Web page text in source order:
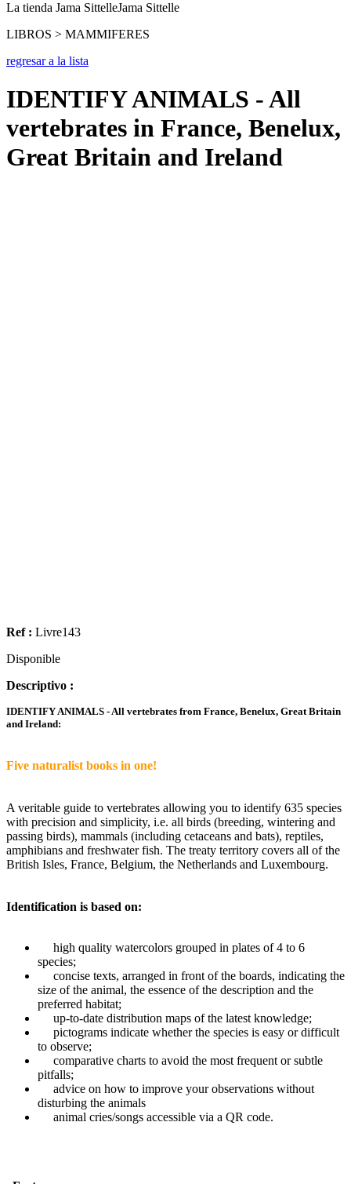
La tienda Jama SittelleJama Sittelle
LIBROS > MAMMIFERES
regresar a la lista
IDENTIFY ANIMALS - All
vertebrates in France, Benelux,
Great Britain and Ireland
Ref : Livre143
Disponible
Descriptivo :
IDENTIFY ANIMALS - All vertebrates from France, Benelux, Great Britain
and Ireland:
Five naturalist books in one!
A veritable guide to vertebrates allowing you to identify 635 species
with precision and simplicity, i.e. all birds (breeding, wintering and
passing birds), mammals (including cetaceans and bats), reptiles,
amphibians and freshwater fish. The treaty territory covers all of the
British Isles, France, Belgium, the Netherlands and Luxembourg.
Identification is based on:
high quality watercolors grouped in plates of 4 to 6
species;
concise texts, arranged in front of the boards, indicating the
size of the animal, the essence of the description and the
preferred habitat;
up-to-date distribution maps of the latest knowledge;
pictograms indicate whether the species is easy or difficult
to observe;
comparative charts to avoid the most frequent or subtle
pitfalls;
advice on how to improve your observations without
disturbing the animals
animal cries/songs accessible via a QR code.